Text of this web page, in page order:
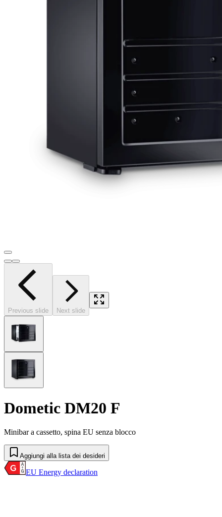
Previous slide Next slide
Dometic DM20 F
Minibar a cassetto, spina EU senza blocco
Aggiungi alla lista dei desideri
EU Energy declaration